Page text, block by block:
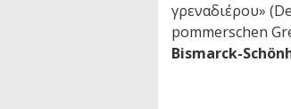
γρεναδιέρου»
pommerschen
Bismarck-